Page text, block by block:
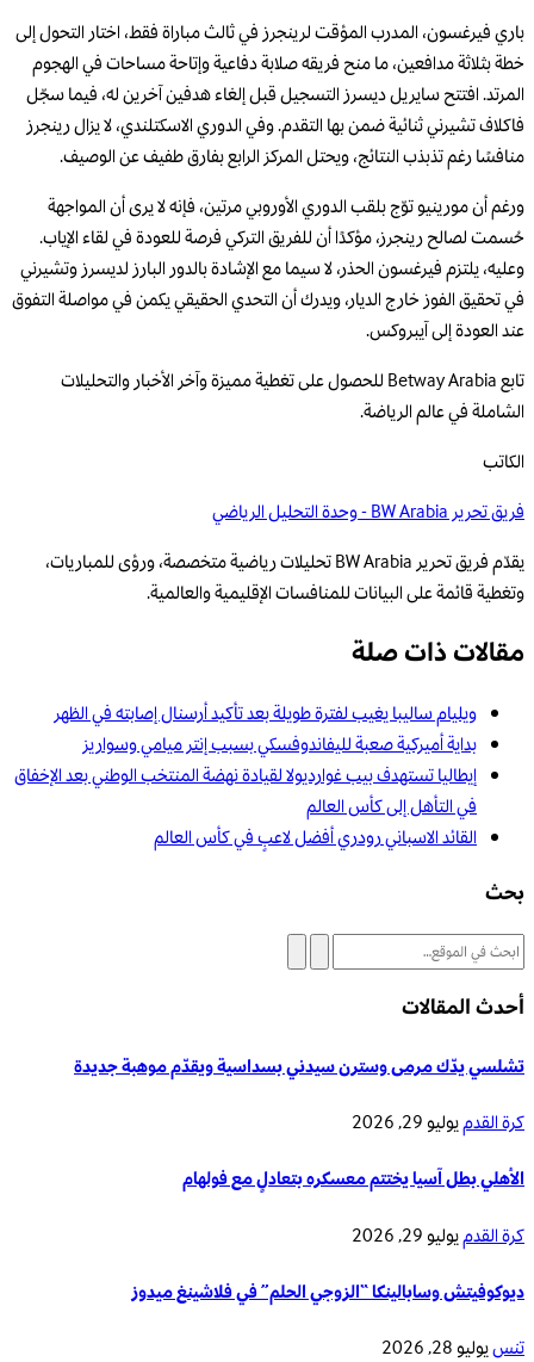
باري فيرغسون، المدرب المؤقت لرينجرز في ثالث مباراة فقط، اختار التحول إلى
خطة بثلاثة مدافعين، ما منح فريقه صلابة دفاعية وإتاحة مساحات في الهجوم
المرتد. افتتح سايريل ديسرز التسجيل قبل إلغاء هدفين آخرين له، فيما سجّل
فاكلاف تشيرني ثنائية ضمن بها التقدم. وفي الدوري الاسكتلندي، لا يزال رينجرز
منافسًا رغم تذبذب النتائج، ويحتل المركز الرابع بفارق طفيف عن الوصيف.
ورغم أن مورينيو توّج بلقب الدوري الأوروبي مرتين، فإنه لا يرى أن المواجهة
حُسمت لصالح رينجرز، مؤكدًا أن للفريق التركي فرصة للعودة في لقاء الإياب.
وعليه، يلتزم فيرغسون الحذر، لا سيما مع الإشادة بالدور البارز لديسرز وتشيرني
في تحقيق الفوز خارج الديار، ويدرك أن التحدي الحقيقي يكمن في مواصلة التفوق
عند العودة إلى آيبروكس.
تابع Betway Arabia للحصول على تغطية مميزة وآخر الأخبار والتحليلات
الشاملة في عالم الرياضة.
الكاتب
فريق تحرير BW Arabia - وحدة التحليل الرياضي
يقدّم فريق تحرير BW Arabia تحليلات رياضية متخصصة، ورؤى للمباريات،
وتغطية قائمة على البيانات للمنافسات الإقليمية والعالمية.
مقالات ذات صلة
ويليام ساليبا يغيب لفترة طويلة بعد تأكيد أرسنال إصابته في الظهر
بداية أميركية صعبة لليفاندوفسكي بسبب إنتر ميامي وسواريز
إيطاليا تستهدف بيب غوارديولا لقيادة نهضة المنتخب الوطني بعد الإخفاق
في التأهل إلى كأس العالم
القائد الاسباني رودري أفضل لاعبٍ في كأس العالم
بحث
أحدث المقالات
تشلسي يدّك مرمى وسترن سيدني بسداسية ويقدّم موهبة جديدة
كرة القدميوليو 29, 2026
الأهلي بطل آسيا يختتم معسكره بتعادلٍ مع فولهام
كرة القدميوليو 29, 2026
ديوكوفيتش وسابالينكا “الزوجي الحلم” في فلاشينغ ميدوز
تنسيوليو 28, 2026